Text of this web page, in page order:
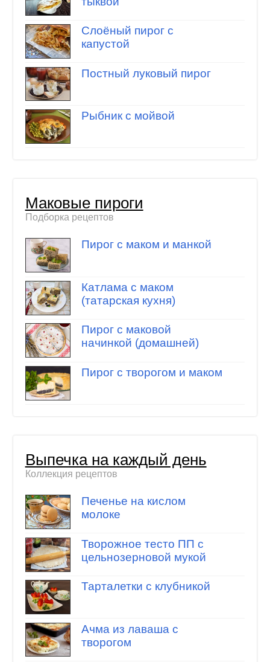
Слоёный пирог с
капустой
Постный луковый пирог
Рыбник с мойвой
Маковые пироги
Подборка рецептов
Пирог с маком и манкой
Катлама с маком
(татарская кухня)
Пирог с маковой
начинкой (домашней)
Пирог с творогом и маком
Выпечка на каждый день
Коллекция рецептов
Печенье на кислом
молоке
Творожное тесто ПП с
цельнозерновой мукой
Тарталетки с клубникой
Ачма из лаваша с
творогом